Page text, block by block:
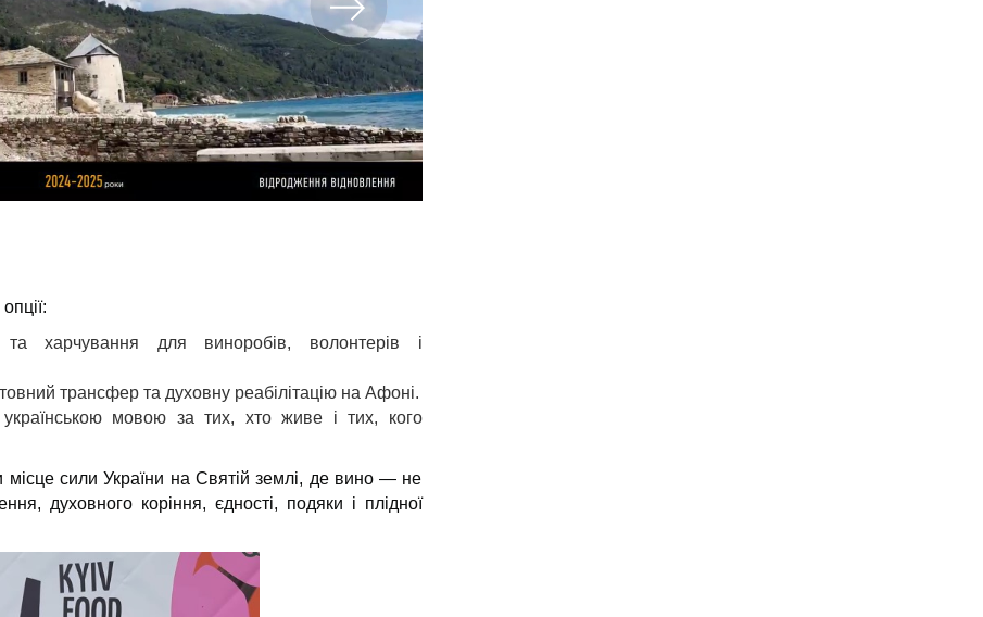
та харчування для виноробів, волонтерів і
трансфер та духовну реабілітацію на Афоні.
мовою за тих, хто живе і тих, кого
місце сили України на Святій землі, де вино — не
духовного коріння, єдності, подяки і плідної